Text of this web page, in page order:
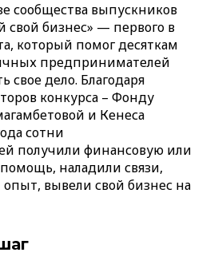
сообщества выпускников
свой бизнес» — первого в
который помог десяткам
предпринимателей
свое дело. Благодаря
конкурса – Фонду
и Кенеса
сотни
получили финансовую или
наладили связи,
вывели свой бизнес на